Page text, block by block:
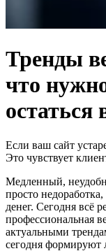
Тренды
что
Если ваш сайт
Это чувствует
Медленный,
просто
денег. Сегодня всё
профессиональная
актуальными
сегодня формируют